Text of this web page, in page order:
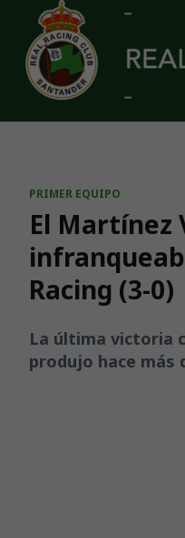
Skip to main content
PRIMER EQUIPO
El Martínez
Racing (3-0)
La última victoria
produjo hace más